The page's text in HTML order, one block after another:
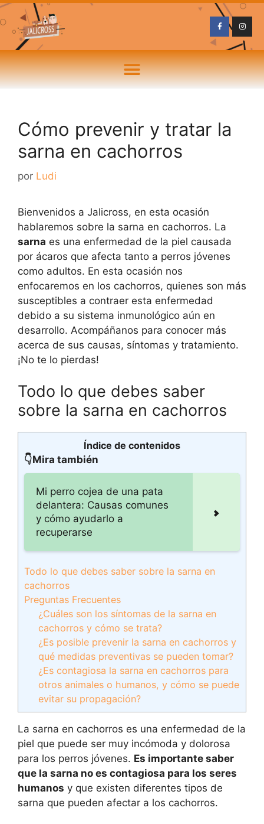
Cómo prevenir y tratar la
sarna en cachorros
por Ludi
Bienvenidos a Jalicross, en esta ocasión
hablaremos sobre la sarna en cachorros. La
sarna es una enfermedad de la piel causada
por ácaros que afecta tanto a perros jóvenes
como adultos. En esta ocasión nos
enfocaremos en los cachorros, quienes son más
susceptibles a contraer esta enfermedad
debido a su sistema inmunológico aún en
desarrollo. Acompáñanos para conocer más
acerca de sus causas, síntomas y tratamiento.
¡No te lo pierdas!
Todo lo que debes saber
sobre la sarna en cachorros
Índice de contenidos
👇Mira también
Mi perro cojea de una pata
delantera: Causas comunes
y cómo ayudarlo a
recuperarse
Todo lo que debes saber sobre la sarna en
cachorros
Preguntas Frecuentes
¿Cuáles son los síntomas de la sarna en
cachorros y cómo se trata?
¿Es posible prevenir la sarna en cachorros y
qué medidas preventivas se pueden tomar?
¿Es contagiosa la sarna en cachorros para
otros animales o humanos, y cómo se puede
evitar su propagación?
La sarna en cachorros es una enfermedad de la
piel que puede ser muy incómoda y dolorosa
para los perros jóvenes. Es importante saber
que la sarna no es contagiosa para los seres
humanos y que existen diferentes tipos de
sarna que pueden afectar a los cachorros.